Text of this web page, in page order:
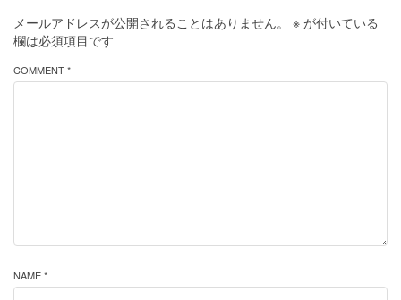
メールアドレスが公開されることはありません。 ※ が付いている
欄は必須項目です
COMMENT *
NAME *